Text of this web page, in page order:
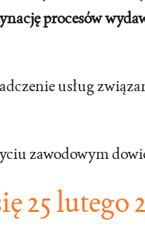
procesów
usług
zawodowym
25 lutego